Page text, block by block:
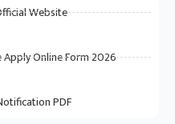
Website
Apply Online Form 2026
PDF